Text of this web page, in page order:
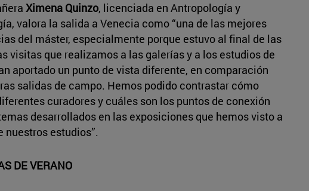
Ximena Quinzo, licenciada en Antropología y
valora la salida a Venecia como “una de las mejores
del máster, especialmente porque estuvo al final de las
visitas que realizamos a las galerías y a los estudios de
aportado un punto de vista diferente, en comparación
salidas de campo. Hemos podido contrastar cómo
curadores y cuáles son los puntos de conexión
desarrollados en las exposiciones que hemos visto a
nuestros estudios”.
DE VERANO